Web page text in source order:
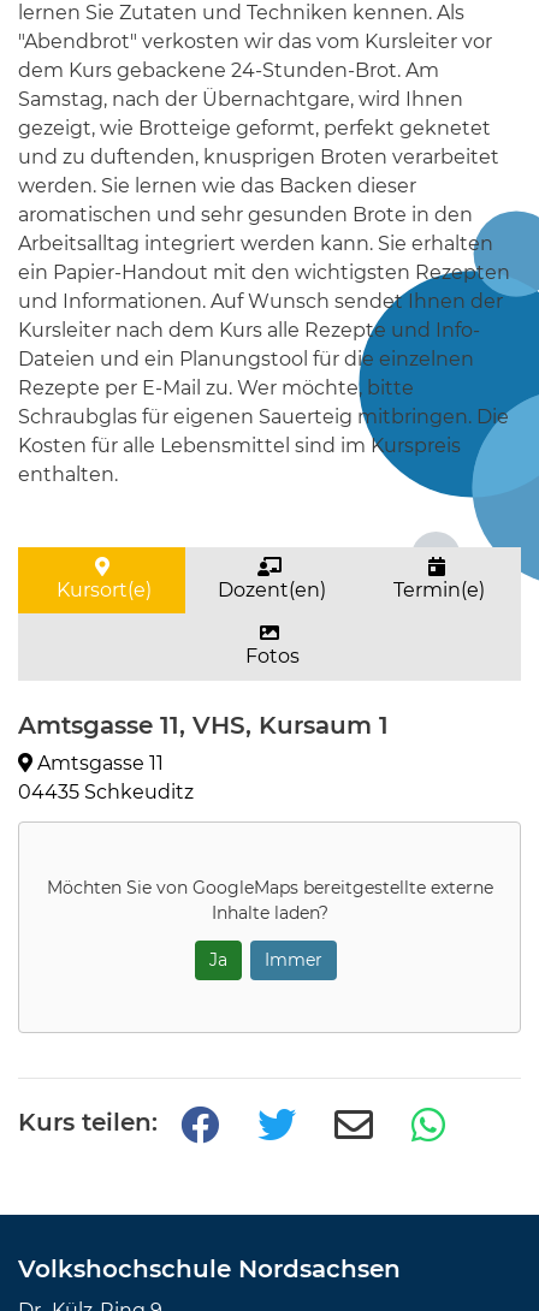
lernen Sie Zutaten und Techniken kennen. Als
"Abendbrot" verkosten wir das vom Kursleiter vor
dem Kurs gebackene 24-Stunden-Brot. Am
Samstag, nach der Übernachtgare, wird Ihnen
gezeigt, wie Brotteige geformt, perfekt geknetet
und zu duftenden, knusprigen Broten verarbeitet
werden. Sie lernen wie das Backen dieser
aromatischen und sehr gesunden Brote in den
Arbeitsalltag integriert werden kann. Sie erhalten
ein Papier-Handout mit den wichtigsten Rezepten
und Informationen. Auf Wunsch sendet Ihnen der
Kursleiter nach dem Kurs alle Rezepte und Info-
Dateien und ein Planungstool für die einzelnen
Rezepte per E-Mail zu. Wer möchte, bitte
Schraubglas für eigenen Sauerteig mitbringen. Die
Kosten für alle Lebensmittel sind im Kurspreis
enthalten.
Kursort(e) Dozent(en) Termin(e)
Fotos
Amtsgasse 11, VHS, Kursaum 1
Amtsgasse 11
04435 Schkeuditz
Möchten Sie von GoogleMapsbereitgestellte externe
Inhalte laden?
Ja Immer
Kurs teilen:
Volkshochschule Nordsachsen